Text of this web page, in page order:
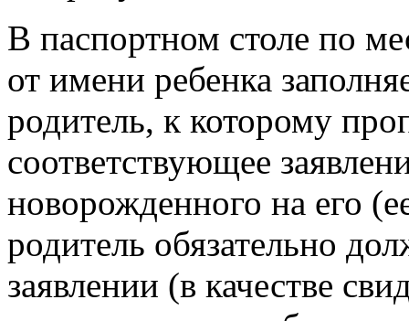
В паспортном столе по
от имени ребенка
родитель, к которому
соответствующее
новорожденного на его
родитель обязательно
заявлении (в качестве